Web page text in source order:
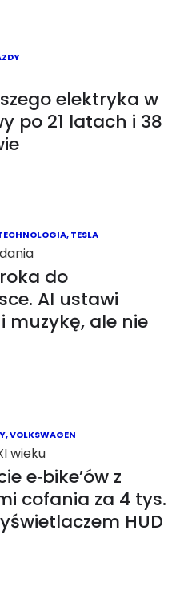
zachwytów po
benzynowe. Czy
uliczka